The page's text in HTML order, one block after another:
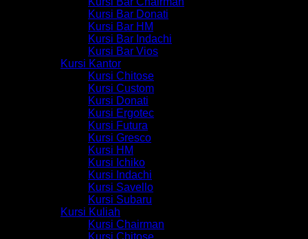
Kursi Bar Donati
Kursi Bar HM
Kursi Bar Indachi
Kursi Bar Vios
Kursi Kantor
Kursi Chitose
Kursi Custom
Kursi Donati
Kursi Ergotec
Kursi Futura
Kursi Gresco
Kursi HM
Kursi Ichiko
Kursi Indachi
Kursi Savello
Kursi Subaru
Kursi Kuliah
Kursi Chairman
Kursi Chitose